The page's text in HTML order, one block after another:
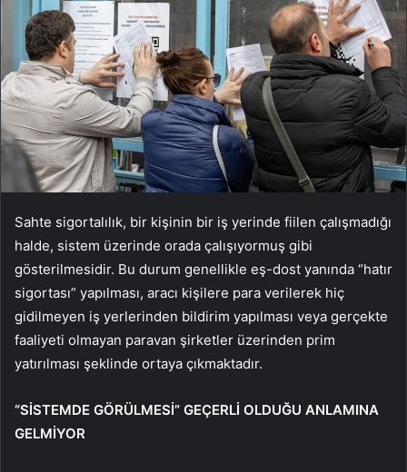
Sahte sigortalılık, bir kişinin bir iş yerinde fiilen çalışmadığı
halde, sistem üzerinde orada çalışıyormuş gibi
gösterilmesidir. Bu durum genellikle eş-dost yanında “hatır
sigortası” yapılması, aracı kişilere para verilerek hiç
gidilmeyen iş yerlerinden bildirim yapılması veya gerçekte
faaliyeti olmayan paravan şirketler üzerinden prim
yatırılması şeklinde ortaya çıkmaktadır.
“SİSTEMDE GÖRÜLMESİ” GEÇERLİ OLDUĞU ANLAMINA
GELMİYOR